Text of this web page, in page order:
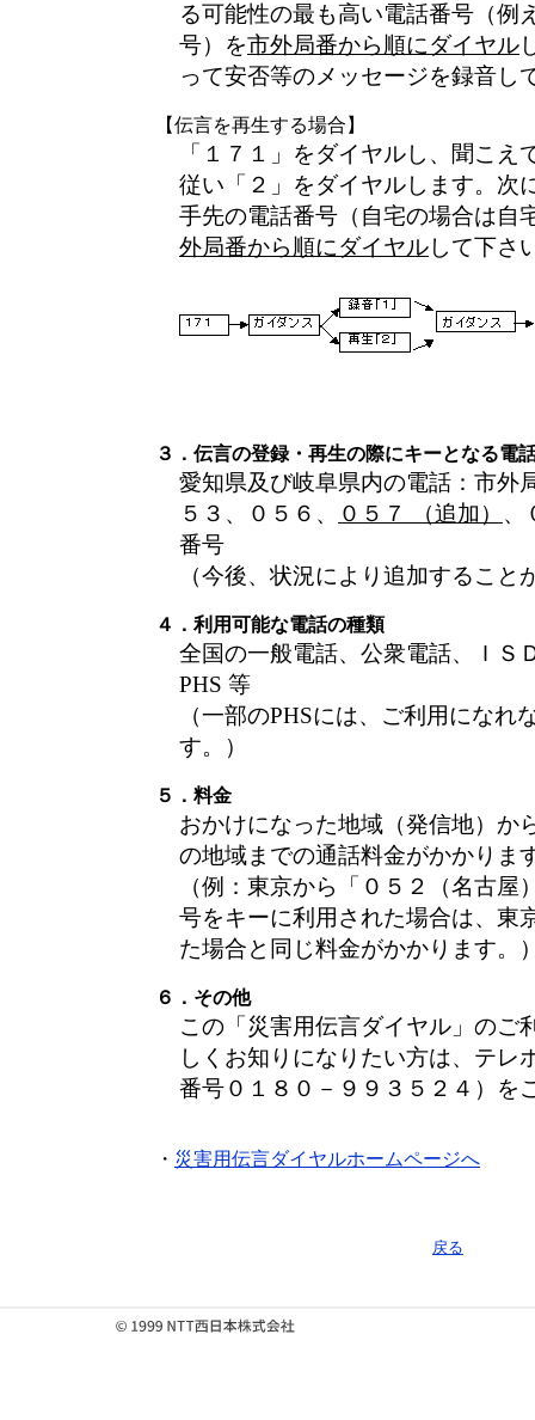
る可能性の最も高い電話番号（例
号）を市外局番から順にダイヤル
って安否等のメッセージを録音し
【伝言を再生する場合】
「１７１」をダイヤルし、聞こえ
従い「２」をダイヤルします。次
手先の電話番号（自宅の場合は自
外局番から順にダイヤルして下さ
３．伝言の登録・再生の際にキーとなる電
愛知県及び岐阜県内の電話：市外
５３、０５６、
０５７ （追加） 、
番号
（今後、状況により追加すること
４．利用可能な電話の種類
全国の一般電話、公衆電話、ＩＳ
PHS 等
（一部のPHSには、ご利用になれ
す。）
５．料金
おかけになった地域（発信地）か
の地域までの通話料金がかかりま
（例：東京から「０５２（名古屋
号をキーに利用された場合は、東
た場合と同じ料金がかかります。
６．その他
この「災害用伝言ダイヤル」のご
しくお知りになりたい方は、テレ
番号０１８０－９９３５２４）を
・ 災害用伝言ダイヤルホームページへ
戻る